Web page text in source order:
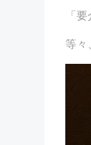
「
等々